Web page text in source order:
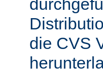
die CVS